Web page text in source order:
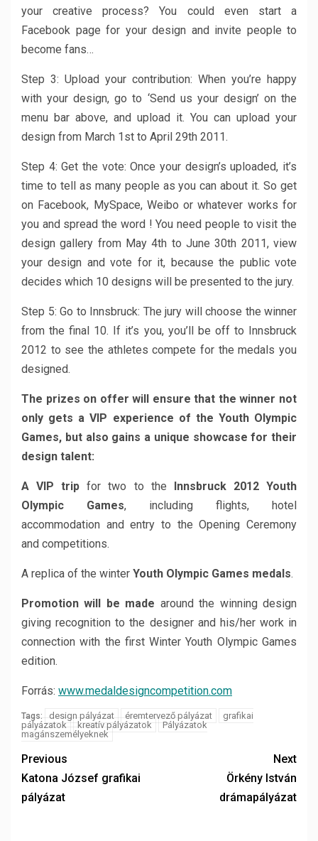
your creative process? You could even start a
Facebook page for your design and invite people to
become fans…
Step 3: Upload your contribution: When you’re happy
with your design, go to ‘Send us your design’ on the
menu bar above, and upload it. You can upload your
design from March 1st to April 29th 2011.
Step 4: Get the vote: Once your design’s uploaded, it’s
time to tell as many people as you can about it. So get
on Facebook, MySpace, Weibo or whatever works for
you and spread the word ! You need people to visit the
design gallery from May 4th to June 30th 2011, view
your design and vote for it, because the public vote
decides which 10 designs will be presented to the jury.
Step 5: Go to Innsbruck: The jury will choose the winner
from the final 10. If it’s you, you’ll be off to Innsbruck
2012 to see the athletes compete for the medals you
designed.
The prizes on offer will ensure that the winner not
only gets aVIP experience of the Youth Olympic
Games, but also gains a unique showcase for their
design talent:
A VIP trip for two to the Innsbruck 2012 Youth
Olympic Games, including flights, hotel
accommodation and entry to the Opening Ceremony
and competitions.
A replica of the winter Youth Olympic Games medals.
Promotion will be made around the winning design
giving recognition to the designer and his/her work in
connection with the first Winter Youth Olympic Games
edition.
Forrás: www.medaldesigncompetition.com
Tags: design pályázat éremtervező pályázat
grafikai
pályázatok
kreatív pályázatok
Pályázatok
magánszemélyeknek
Previous
Katona József grafikai
pályázat
Next
Örkény István
drámapályázat